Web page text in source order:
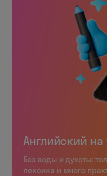
Английский
Без воды и духоты:
лексика и много